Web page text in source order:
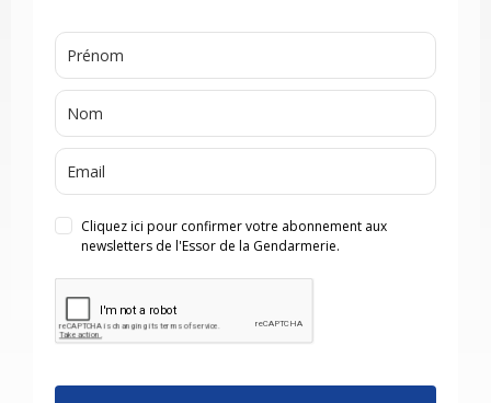
Cliquez ici pour confirmer votre abonnement aux
newsletters de l'Essor de la Gendarmerie.